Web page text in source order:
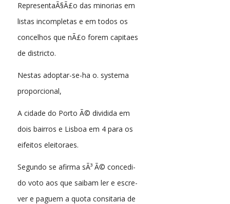
RepresentaÃ§Ã£o das minorias em
listas incompletas e em todos os
concelhos que nÃ£o forem capitaes
de districto.
Nestas adoptar-se-ha o. systema
proporcional,
A cidade do Porto Ã© dividida em
dois bairros e Lisboa em 4 para os
eifeitos eleitoraes.
Segundo se afirma sÃ³ Ã© concedi-
do voto aos que saibam ler e escre-
ver e paguem a quota consitaria de